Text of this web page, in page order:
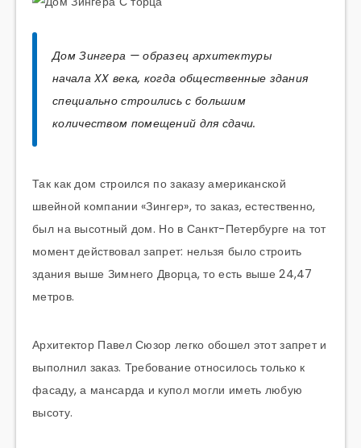
Дом Зингера — образец архитектуры
начала XX века, когда общественные здания
специально строились с большим
количеством помещений для сдачи.
Так как дом строился по заказу американской
швейной компании «Зингер», то заказ, естественно,
был на высотный дом. Но в Санкт-Петербурге на тот
момент действовал запрет: нельзя было строить
здания выше Зимнего Дворца, то есть выше 24,47
метров.
Архитектор Павел Сюзор легко обошел этот запрет и
выполнил заказ. Требование относилось только к
фасаду, а мансарда и купол могли иметь любую
высоту.